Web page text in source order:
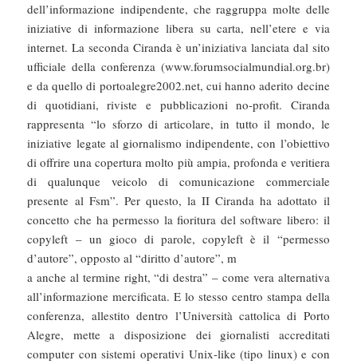
dell’informazione indipendente, che raggruppa molte delle
iniziative di informazione libera su carta, nell’etere e via
internet. La seconda Ciranda è un’iniziativa lanciata dal sito
ufficiale della conferenza (www.forumsocialmundial.org.br)
e da quello di portoalegre2002.net, cui hanno aderito decine
di quotidiani, riviste e pubblicazioni no-profit. Ciranda
rappresenta “lo sforzo di articolare, in tutto il mondo, le
iniziative legate al giornalismo indipendente, con l’obiettivo
di offrire una copertura molto più ampia, profonda e veritiera
di qualunque veicolo di comunicazione commerciale
presente al Fsm”. Per questo, la II Ciranda ha adottato il
concetto che ha permesso la fioritura del software libero: il
copyleft – un gioco di parole, copyleft è il “permesso
d’autore”, opposto al “diritto d’autore”, m
a anche al termine right, “di destra” – come vera alternativa
all’informazione mercificata. E lo stesso centro stampa della
conferenza, allestito dentro l’Università cattolica di Porto
Alegre, mette a disposizione dei giornalisti accreditati
computer con sistemi operativi Unix-like (tipo linux) e con